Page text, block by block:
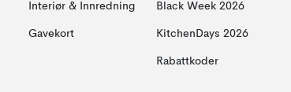
Interiør & Innredning
Gavekort
Black Week 2026
KitchenDays 2026
Rabattkoder